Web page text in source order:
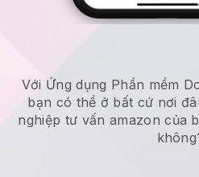
Với Ứng dụng Phần mềm
bạn có thể ở bất cứ nơi
nghiệp tư vấn amazon của